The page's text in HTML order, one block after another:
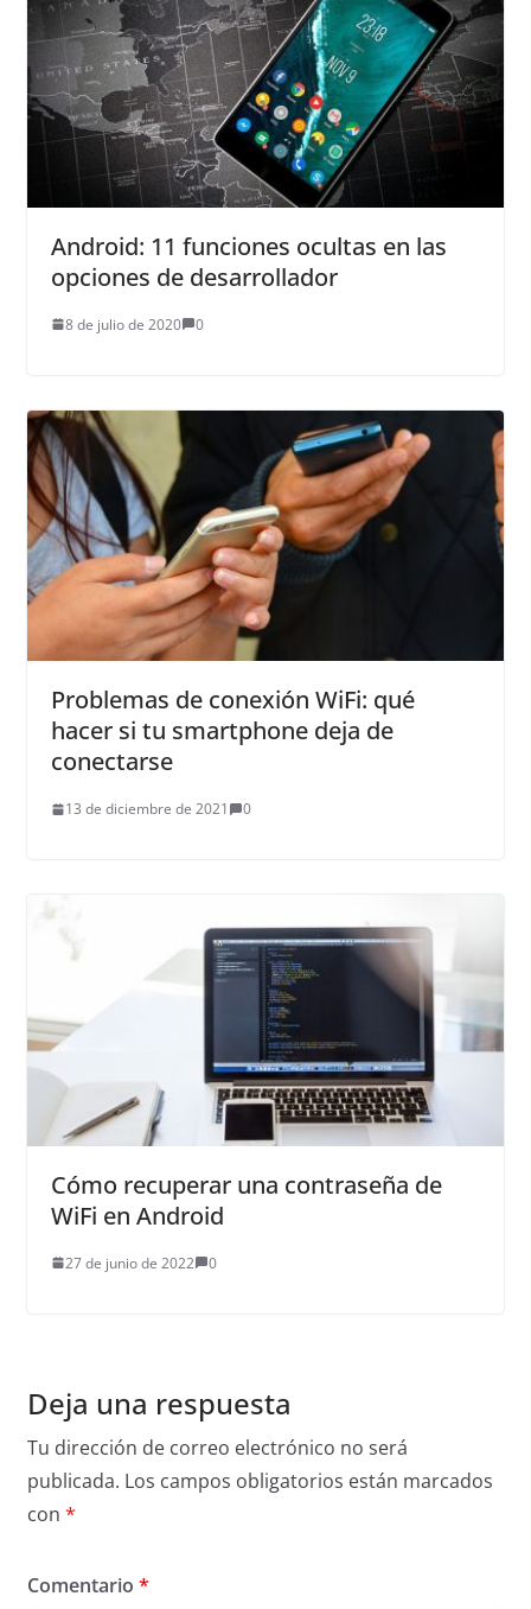
Android: 11 funciones ocultas en las
opciones de desarrollador
8 de julio de 2020 0
Problemas de conexión WiFi: qué
hacer si tu smartphone deja de
conectarse
13 de diciembre de 2021 0
Cómo recuperar una contraseña de
WiFi en Android
27 de junio de 2022 0
Deja una respuesta
Tu dirección de correo electrónico no será
publicada. Los campos obligatorios están marcados
con *
Comentario *